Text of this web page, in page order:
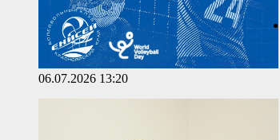
06.07.2026 13:20